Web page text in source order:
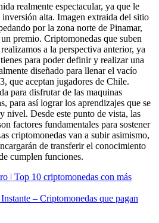
realmente espectacular, ya que le
alta. Imagen extraida del sitio
por la zona norte de Pinamar,
premio. Criptomonedas que suben
a la perspectiva anterior, ya
para poder definir y realizar una
diseñado para llenar el vacío
que aceptan jugadores de Chile.
para disfrutar de las maquinas
para así lograr los aprendizajes que se
nivel. Desde este punto de vista, las
factores fundamentales para sostener
criptomonedas van a subir asimismo,
de transferir el conocimiento
cumplen funciones.
| Top 10 criptomonedas con más
– Criptomonedas que pagan